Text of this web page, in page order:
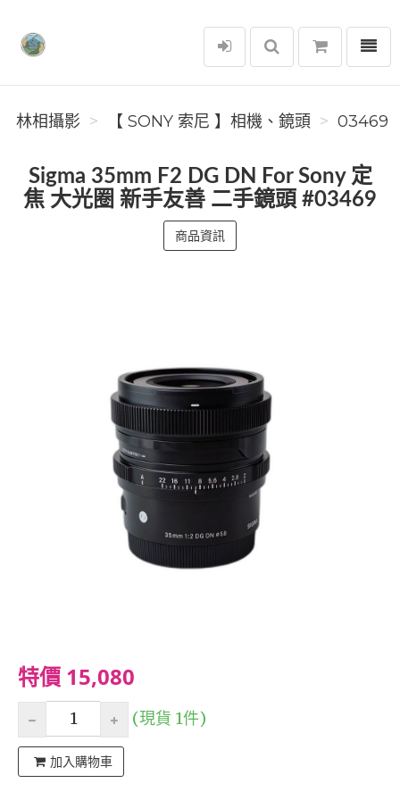
林相攝影
選單
林相攝影 【 SONY 索尼 】相機、鏡頭 03469
Sigma 35mm F2 DG DN For Sony 定
焦 大光圈 新手友善 二手鏡頭 #03469
商品資訊
特價 15,080
(現貨 1件)
加入購物車